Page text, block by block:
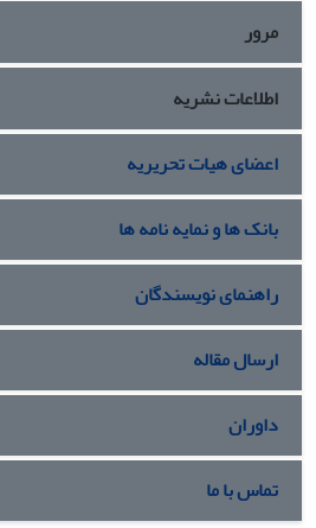
مرور
اطلاعات نشریه
اعضای هیات تحریریه
بانک ها و نمایه نامه ها
راهنمای نویسندگان
ارسال مقاله
داوران
تماس با ما